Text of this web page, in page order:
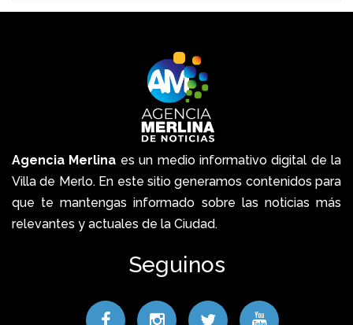
Agencia Merlina es un medio informativo digital de la
Villa de Merlo. En este sitio generamos contenidos para
que te mantengas informado sobre las noticias más
relevantes y actuales de la Ciudad.
Seguinos